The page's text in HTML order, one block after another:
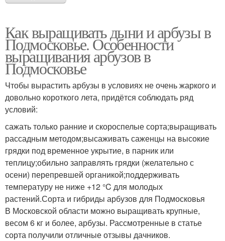
Как выращивать дыни и арбузы в
Подмосковье. Особенности
выращивания арбузов в
Подмосковье
Чтобы вырастить арбузы в условиях не очень жаркого и
довольно короткого лета, придётся соблюдать ряд
условий:
сажать только ранние и скороспелые сорта;выращивать
рассадным методом;высаживать саженцы на высокие
грядки под временное укрытие, в парник или
теплицу;обильно заправлять грядки (желательно с
осени) перепревшей органикой;поддерживать
температуру не ниже +12 °C для молодых
растений.Сорта и гибриды арбузов для Подмосковья
В Московской области можно выращивать крупные,
весом 6 кг и более, арбузы. Рассмотренные в статье
сорта получили отличные отзывы дачников.